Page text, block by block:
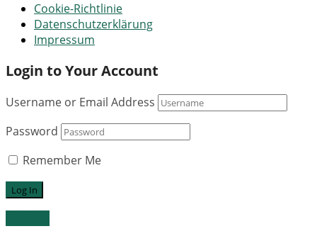
Cookie-Richtlinie
Datenschutzerklärung
Impressum
Login to Your Account
Username or Email Address
Password
Remember Me